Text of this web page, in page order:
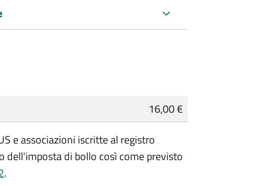
16,00 €
e associazioni iscritte al registro
dell'imposta di bollo così come previsto
.